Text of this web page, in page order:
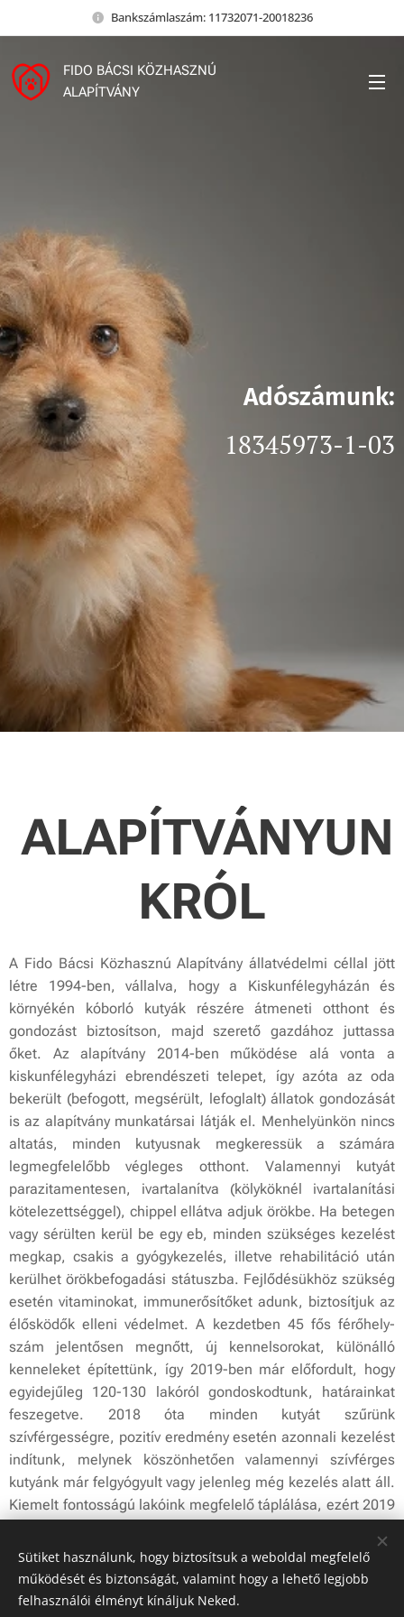
Bankszámlaszám: 11732071-20018236
FIDO BÁCSI KÖZHASZNÚ
ALAPÍTVÁNY
Adószámunk:
18345973-1-03
ALAPÍTVÁNYUN
KRÓL
A Fido Bácsi Közhasznú Alapítvány állatvédelmi céllal jött
létre 1994-ben, vállalva, hogy a Kiskunfélegyházán és
környékén kóborló kutyák részére átmeneti otthont és
gondozást biztosítson, majd szerető gazdához juttassa
őket. Az alapítvány 2014-ben működése alá vonta a
kiskunfélegyházi ebrendészeti telepet, így azóta az oda
bekerült (befogott, megsérült, lefoglalt) állatok gondozását
is az alapítvány munkatársai látják el. Menhelyünkön nincs
altatás, minden kutyusnak megkeressük a számára
legmegfelelőbb végleges otthont. Valamennyi kutyát
parazitamentesen, ivartalanítva (kölyköknél ivartalanítási
kötelezettséggel), chippel ellátva adjuk örökbe. Ha betegen
vagy sérülten kerül be egy eb, minden szükséges kezelést
megkap, csakis a gyógykezelés, illetve rehabilitáció után
kerülhet örökbefogadási státuszba. Fejlődésükhöz szükség
esetén vitaminokat, immunerősítőket adunk, biztosítjuk az
élősködők elleni védelmet. A kezdetben 45 fős férőhely-
szám jelentősen megnőtt, új kennelsorokat, különálló
kenneleket építettünk, így 2019-ben már előfordult, hogy
egyidejűleg 120-130 lakóról gondoskodtunk, határainkat
feszegetve. 2018 óta minden kutyát szűrünk
szívférgességre, pozitív eredmény esetén azonnali kezelést
indítunk, melynek köszönhetően valamennyi szívférges
kutyánk már felgyógyult vagy jelenleg még kezelés alatt áll.
Kiemelt fontosságú lakóink megfelelő táplálása, ezért 2019
pénzügyi hátterét adományokból próbáljuk megteremteni.
Rendszeresen vállalunk felvilágosító, a felelős állattartást
népszerűsítő programokat, számos városi rendezvényen
Sütiket használunk, hogy biztosítsuk a weboldal megfelelő
működését és biztonságát, valamint hogy a lehető legjobb
felhasználói élményt kínáljuk Neked.